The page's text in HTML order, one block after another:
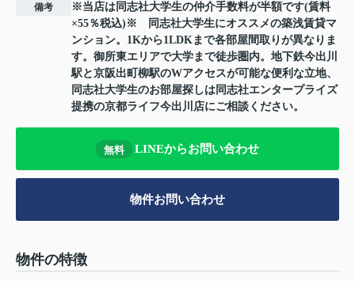
備考
※当店は同志社大学生の仲介手数料が半額です(賃料
×55％税込)※ 同志社大学生にオススメの築浅賃貸マ
ンション。1Kから1LDKまで各部屋間取りが異なりま
す。御所東エリアで大学まで徒歩圏内。地下鉄今出川
駅と京阪出町柳駅のWアクセスが可能な便利な立地、
同志社大学生のお部屋探しは同志社エンタープライズ
提携の京都ライフ今出川店にご相談ください。
無料 LINEからお問い合わせ
物件お問い合わせ
物件の特徴